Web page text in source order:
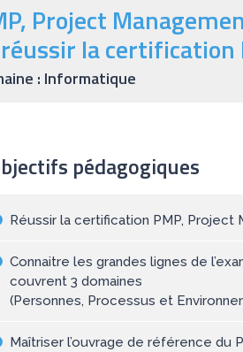
Project
la certification
: Informatique
pédagogiques
Réussir la certification PMP, Project
Connaitre les grandes lignes de
couvrent 3 domaines
(Personnes, Processus et
Maîtriser l’ouvrage de référence du